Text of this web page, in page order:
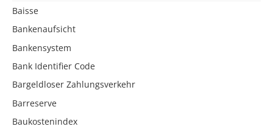
Baisse
Bankenaufsicht
Bankensystem
Bank Identifier Code
Bargeldloser Zahlungsverkehr
Barreserve
Baukostenindex